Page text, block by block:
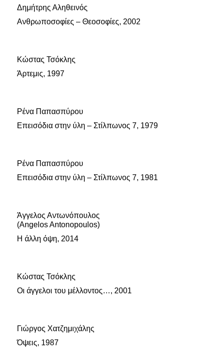
Δημήτρης Αληθεινός
Ανθρωποσοφίες – Θεοσοφίες, 2002
Κώστας Τσόκλης
Άρτεμις, 1997
Ρένα Παπασπύρου
Επεισόδια στην ύλη – Στίλπωνος 7, 1979
Ρένα Παπασπύρου
Επεισόδια στην ύλη – Στίλπωνος 7, 1981
Άγγελος Αντωνόπουλος
(Angelos Antonopoulos)
Η άλλη όψη, 2014
Κώστας Τσόκλης
Οι άγγελοι του μέλλοντος…, 2001
Γιώργος Χατζημιχάλης
Όψεις, 1987